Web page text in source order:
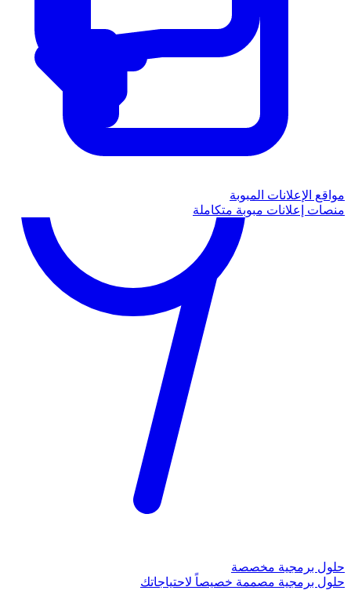
مواقع الإعلانات المبوبة
منصات إعلانات مبوبة متكاملة
حلول برمجية مخصصة
حلول برمجية مصممة خصيصاً لاحتياجاتك